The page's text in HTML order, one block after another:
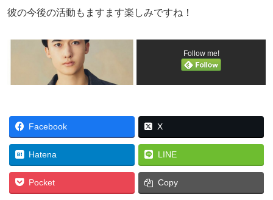
彼の今後の活動もますます楽しみですね！
Follow me!
Facebook X
Hatena LINE
Pocket Copy